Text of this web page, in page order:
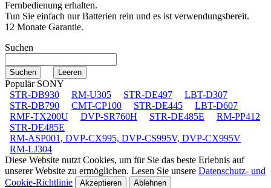
Fernbedienung erhalten.
Tun Sie einfach nur Batterien rein und es ist verwendungsbereit.
12 Monate Garantie.
Suchen
Populär SONY
STR-DB930
RM-U305 STR-DE497
LBT-D307
STR-DB790
CMT-CP100 STR-DE445
LBT-D607
RMF-TX200U
DVP-SR760H STR-DE485E
RM-PP412
STR-DE485E
RM-ASP001, DVP-CX995, DVP-CS995V, DVP-CX995V
RM-LJ304
Diese Website nutzt Cookies, um für Sie das beste Erlebnis auf
unserer Website zu ermöglichen. Lesen Sie unsere Datenschutz- und
Cookie-Richtlinie
Akzeptieren Ablehnen